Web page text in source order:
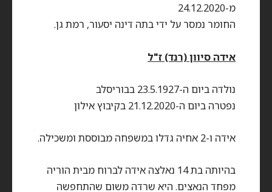
מ-24.12.2020
החומר נמסר על ידי בתה דינה יסעור, רמת גן.
אידה סיוון (רנד) ז"ל
נולדה ביום ה-23.5.1927 בבוריסלב
נפטרה ביום ה-21.12.2020 בקיבוץ אילון
אידה ו-2 אחיה גדלו במשפחה מבוססת ומשכילה.
בהיותה בת 14 נאלצה אידה לברוח מבית הוריה
מפחד הנאצים. היא שרדה משום שהתחפשה